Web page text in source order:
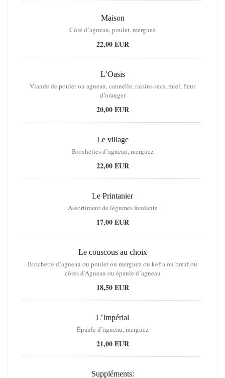
Maison
Côte d’agneau, poulet, merguez
22,00 EUR
L’Oasis
Viande de poulet ou agneau, cannelle, raisins secs, miel, fleur
d’oranger
20,00 EUR
Le village
Brochettes d’agneau, merguez
22,00 EUR
Le Printanier
Assortiment de légumes fondants
17,00 EUR
Le couscous au choix
Brochette d’agneau ou poulet ou merguez ou kefta ou bœuf ou
côtes d’Agneau ou épaule d’agneau
18,50 EUR
L’Impérial
Épaule d’agneau, merguez
21,00 EUR
Suppléments: